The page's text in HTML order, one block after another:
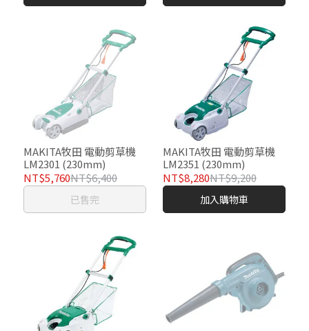
MAKITA牧田 電動剪草機
LM2301 (230mm)
NT$5,760NT$6,400
已售完
MAKITA牧田 電動剪草機
LM2351 (230mm)
NT$8,280NT$9,200
加入購物車